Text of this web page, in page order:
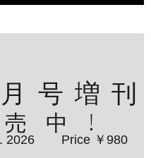
号増刊
中！
2026 Price ￥980